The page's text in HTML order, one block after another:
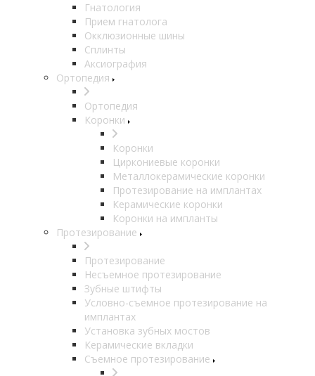
Гнатология
Прием гнатолога
Окклюзионные шины
Сплинты
Аксиография
Ортопедия
Ортопедия
Коронки
Коронки
Циркониевые коронки
Металлокерамические коронки
Протезирование на имплантах
Керамические коронки
Коронки на импланты
Протезирование
Протезирование
Несъемное протезирование
Зубные штифты
Условно-съемное протезирование на
имплантах
Установка зубных мостов
Керамические вкладки
Съемное протезирование